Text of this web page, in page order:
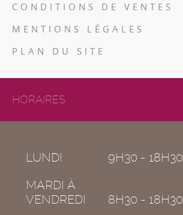
CONDITIONS DE VENTES
MENTIONS LÉGALES
PLAN DU SITE
HORAIRES
LUNDI
9H30 - 18H30
MARDI À
VENDREDI
8H30 - 18H30